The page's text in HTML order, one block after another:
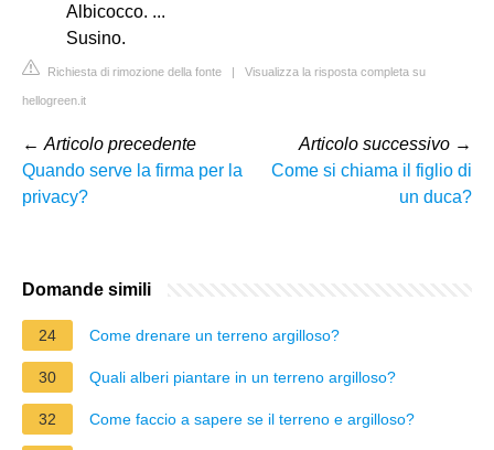
Albicocco. ...
Susino.
Richiesta di rimozione della fonte | Visualizza la risposta completa su
hellogreen.it
← Articolo precedente
Quando serve la firma per la
privacy?
Articolo successivo →
Come si chiama il figlio di
un duca?
Domande simili
24 Come drenare un terreno argilloso?
30 Quali alberi piantare in un terreno argilloso?
32 Come faccio a sapere se il terreno e argilloso?